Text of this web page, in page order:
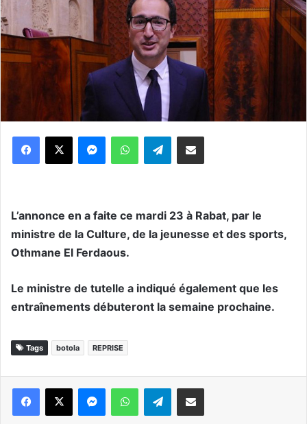
WhatsApp Telegram
L’annonce en a faite ce mardi 23 à Rabat, par le
ministre de la Culture, de la jeunesse et des sports,
Othmane El Ferdaous.
Le ministre de tutelle a indiqué également que les
entraînements débuteront la semaine prochaine.
Tags botola REPRISE
WhatsApp Telegram